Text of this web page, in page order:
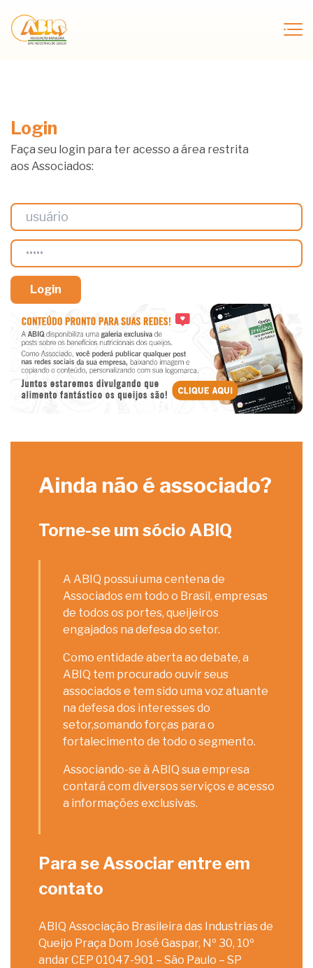
Login
Faça seu login para ter acesso a área restrita
aos Associados:
Ainda não é associado?
Torne-se um sócio ABIQ
A ABIQ possui uma centena de
Associados em todo o Brasil, empresas
de todos os portes, queijeiros
engajados na defesa do setor.
Como entidade aberta ao debate, a
ABIQ tem procurado ouvir seus
associados e tem sido uma voz atuante
na defesa dos interesses do
setor,somando forças para o
fortalecimento de todo o segmento.
Associando-se à ABIQ sua empresa
contará com diversos serviços e acesso
a informações exclusivas.
Para se Associar entre em
contato
ABIQ Associação Brasileira das Industrias de
Queijo Praça Dom José Gaspar, Nº 30, 10º
andar CEP 01047-901 – São Paulo – SP